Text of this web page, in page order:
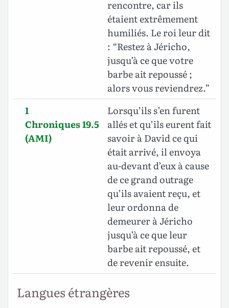
rencontre, car ils
étaient extrêmement
humiliés. Le roi leur dit
: “Restez à Jéricho,
jusqu’à ce que votre
barbe ait repoussé ;
alors vous reviendrez.”
1
Chroniques 19.5
(AMI)
Lorsqu’ils s’en furent
allés et qu’ils eurent fait
savoir à David ce qui
était arrivé, il envoya
au-devant d’eux à cause
de ce grand outrage
qu’ils avaient reçu, et
leur ordonna de
demeurer à Jéricho
jusqu’à ce que leur
barbe ait repoussé, et
de revenir ensuite.
Langues étrangères